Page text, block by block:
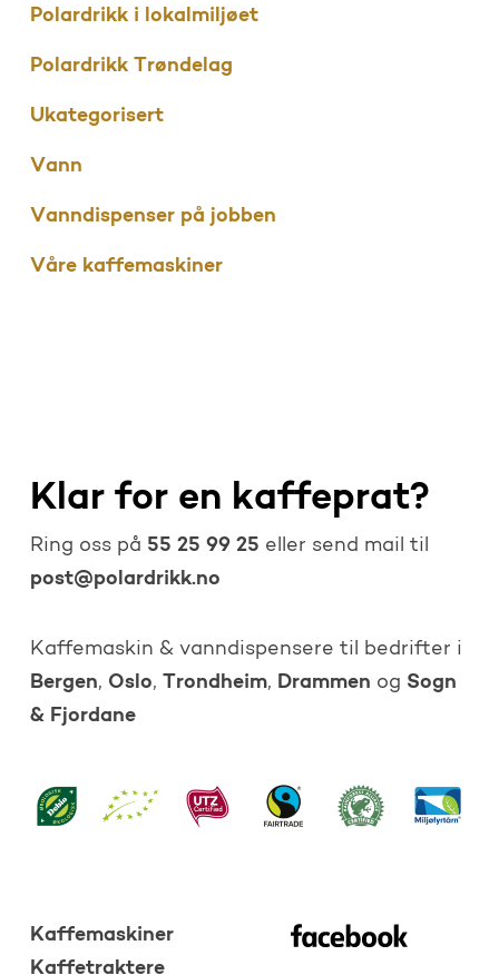
Polardrikk i lokalmiljøet
Polardrikk Trøndelag
Ukategorisert
Vann
Vanndispenser på jobben
Våre kaffemaskiner
Klar for en kaffeprat?
Ring oss på 55 25 99 25 eller send mail til
post@polardrikk.no
Kaffemaskin & vanndispensere til bedrifter i
Bergen, Oslo, Trondheim, Drammen og Sogn
& Fjordane
Kaffemaskiner
Kaffetraktere